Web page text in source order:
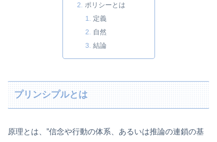
ポリシーとは
定義
自然
結論
プリンシプルとは
原理とは、”信念や行動の体系、あるいは推論の連鎖の基